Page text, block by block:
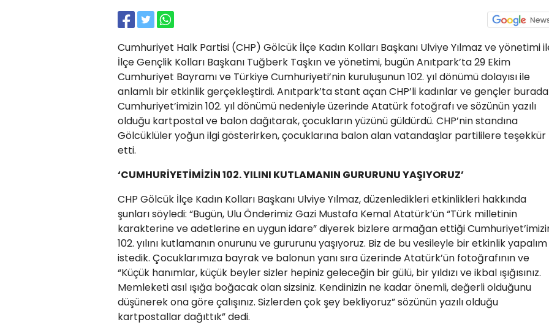
Cumhuriyet Halk Partisi (CHP) Gölcük İlçe Kadın Kolları Başkanı Ulviye Yılmaz ve yönetimi
İlçe Gençlik Kolları Başkanı Tuğberk Taşkın ve yönetimi, bugün Anıtpark’ta 29 Ekim
Cumhuriyet Bayramı ve Türkiye Cumhuriyeti’nin kuruluşunun 102. yıl dönümü dolayısı ile
anlamlı bir etkinlik gerçekleştirdi. Anıtpark’ta stant açan CHP’li kadınlar ve gençler burada
Cumhuriyet’imizin 102. yıl dönümü nedeniyle üzerinde Atatürk fotoğrafı ve sözünün yazılı
olduğu kartpostal ve balon dağıtarak, çocukların yüzünü güldürdü. CHP’nin standına
Gölcüklüler yoğun ilgi gösterirken, çocuklarına balon alan vatandaşlar partililere teşekkür
etti.
‘CUMHURİYETİMİZİN 102. YILINI KUTLAMANIN GURURUNU YAŞIYORUZ’
CHP Gölcük İlçe Kadın Kolları Başkanı Ulviye Yılmaz, düzenledikleri etkinlikleri hakkında
şunları söyledi: “Bugün, Ulu Önderimiz Gazi Mustafa Kemal Atatürk’ün “Türk milletinin
karakterine ve adetlerine en uygun idare” diyerek bizlere armağan ettiği
102. yılını kutlamanın onurunu ve gururunu yaşıyoruz. Biz de bu vesileyle bir etkinlik yapalım
istedik. Çocuklarımıza bayrak ve balonun yanı sıra üzerinde Atatürk’ün fotoğrafının ve
“Küçük hanımlar, küçük beyler sizler hepiniz geleceğin bir gülü, bir yıldızı ve ikbal ışığısınız.
Memleketi asıl ışığa boğacak olan sizsiniz. Kendinizin ne kadar önemli, değerli olduğunu
düşünerek ona göre çalışınız. Sizlerden çok şey bekliyoruz” sözünün yazılı olduğu
kartpostallar dağıttık” dedi.